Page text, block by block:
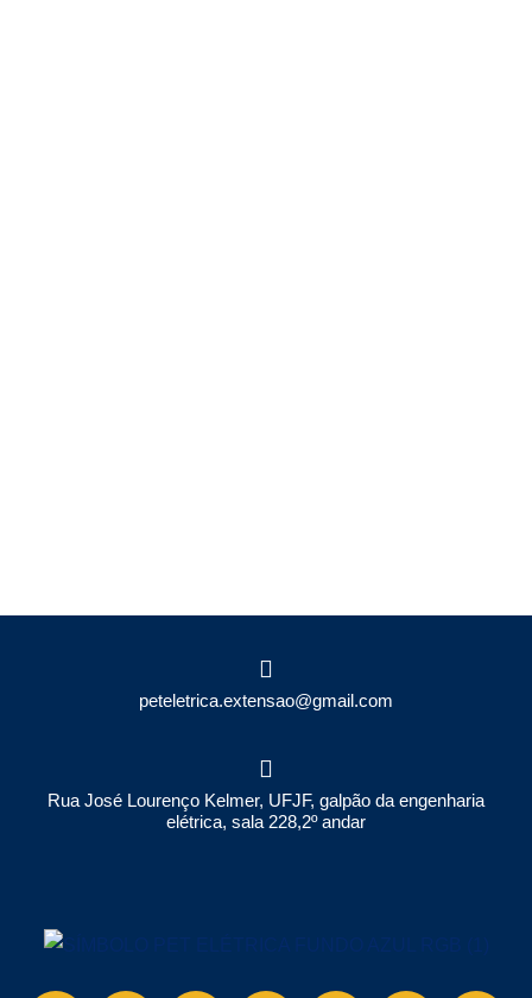
Rua José Lourenço Kelmer, UFJF, galpão da engenharia
elétrica, sala 228,2º andar